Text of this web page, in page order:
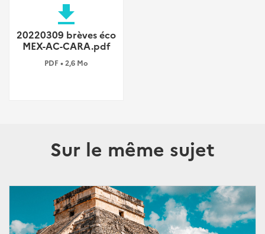
file_download
20220309 brèves éco
MEX-AC-CARA.pdf
PDF • 2,6 Mo
Sur le même sujet